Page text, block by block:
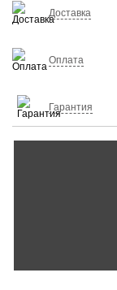
Доставка
Оплата
Гарантия